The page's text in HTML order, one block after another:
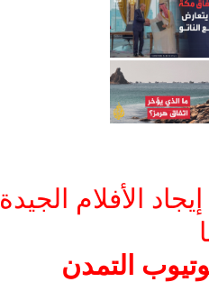
الأفلام الجيدة
التمدن